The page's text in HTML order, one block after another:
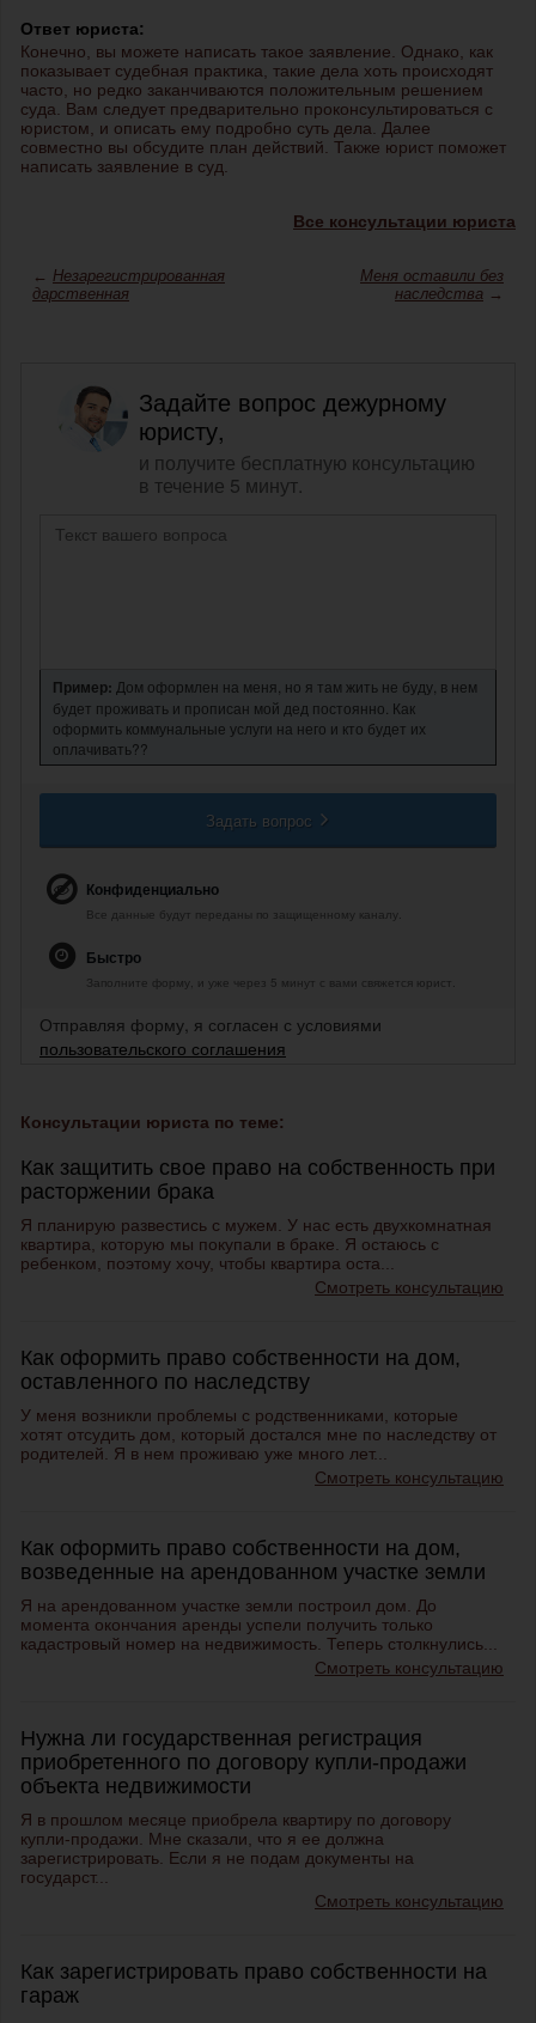
Ответ юриста:
Конечно, вы можете написать такое заявление. Однако, как
показывает судебная практика, такие дела хоть происходят
часто, но редко заканчиваются положительным решением
суда. Вам следует предварительно проконсультироваться с
юристом, и описать ему подробно суть дела. Далее
совместно вы обсудите план действий. Также юрист поможет
написать заявление в суд.
Все консультации юриста
← Незарегистрированная
дарственная
Меня оставили без
наследства →
Задайте вопрос дежурному
юристу,
и получите бесплатную консультацию
в течение 5 минут.
Пример: Дом оформлен на меня, но я там жить не буду, в нем
будет проживать и прописан мой дед постоянно. Как
оформить коммунальные услуги на него и кто будет их
оплачивать??
Задать вопрос
Конфиденциально
Все данные будут переданы по защищенному каналу.
Быстро
Заполните форму, и уже через 5 минут с вами свяжется юрист.
Отправляя форму, я согласен с условиями
пользовательского соглашения
Консультации юриста по теме:
Как защитить свое право на собственность при
расторжении брака
Я планирую развестись с мужем. У нас есть двухкомнатная
квартира, которую мы покупали в браке. Я остаюсь с
ребенком, поэтому хочу, чтобы квартира оста...
Смотреть консультацию
Как оформить право собственности на дом,
оставленного по наследству
У меня возникли проблемы с родственниками, которые
хотят отсудить дом, который достался мне по наследству от
родителей. Я в нем проживаю уже много лет...
Смотреть консультацию
Как оформить право собственности на дом,
возведенные на арендованном участке земли
Я на арендованном участке земли построил дом. До
момента окончания аренды успели получить только
кадастровый номер на недвижимость. Теперь столкнулись...
Смотреть консультацию
Нужна ли государственная регистрация
приобретенного по договору купли-продажи
объекта недвижимости
Я в прошлом месяце приобрела квартиру по договору
купли-продажи. Мне сказали, что я ее должна
зарегистрировать. Если я не подам документы на
государст...
Смотреть консультацию
Как зарегистрировать право собственности на
гараж